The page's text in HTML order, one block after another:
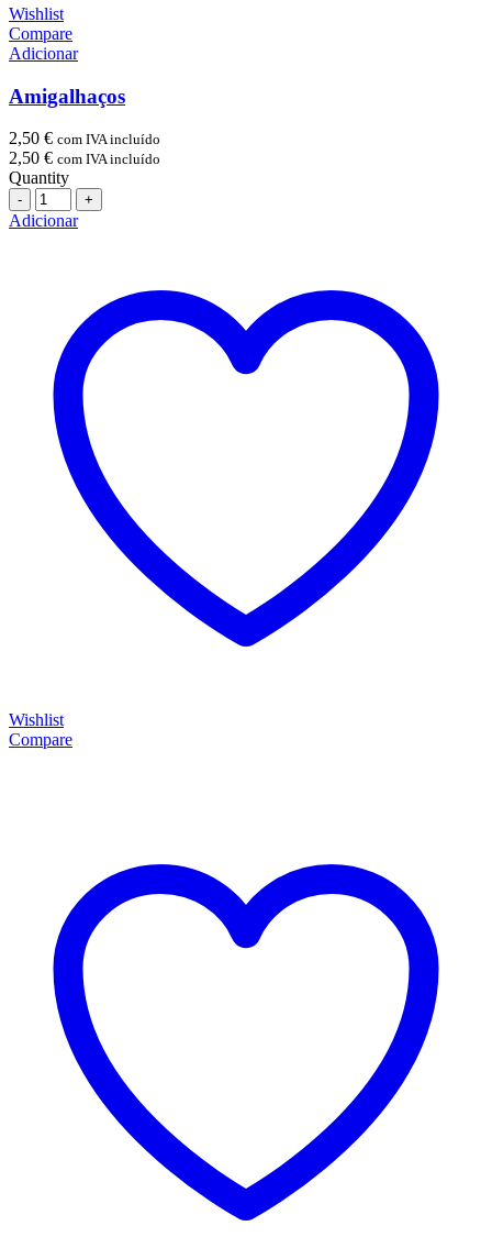
Wishlist
Compare
Adicionar
Amigalhaços
2,50 € com IVA incluído
2,50 € com IVA incluído
Quantity
Quantidade
Adicionar
Wishlist
Compare